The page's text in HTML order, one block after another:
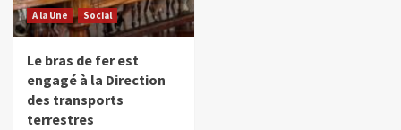
A la Une Social
Le bras de fer est
engagé à la Direction
des transports
terrestres